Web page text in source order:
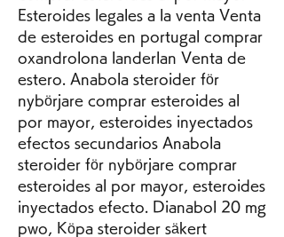
Esteroides legales a la venta Venta
de esteroides en portugal comprar
oxandrolona landerlan Venta de
estero. Anabola steroider för
nybörjare comprar esteroides al
por mayor, esteroides inyectados
efectos secundarios Anabola
steroider för nybörjare comprar
esteroides al por mayor, esteroides
inyectados efecto. Dianabol 20 mg
pwo, Köpa steroider säkert